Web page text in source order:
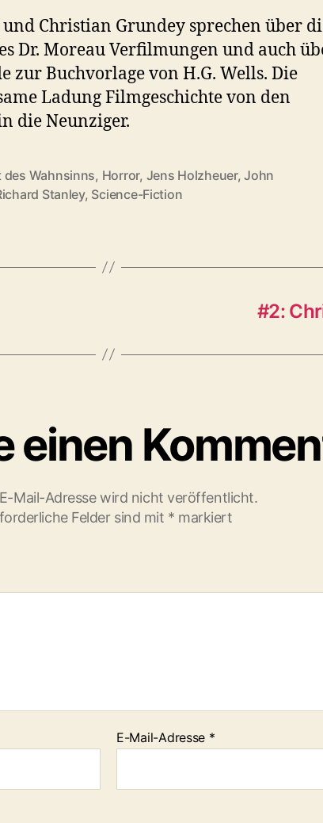
und Christian Grundey sprechen über
Dr. Moreau Verfilmungen und auch
zur Buchvorlage von H.G. Wells. Die
Ladung Filmgeschichte von den
die Neunziger.
des Wahnsinns, Horror, Jens Holzheuer,John
Stanley, Science-Fiction
#2:
einen
Mail-Adresse wird nicht veröffentlicht.
Felder sind mit * markiert
E-Mail-Adresse *